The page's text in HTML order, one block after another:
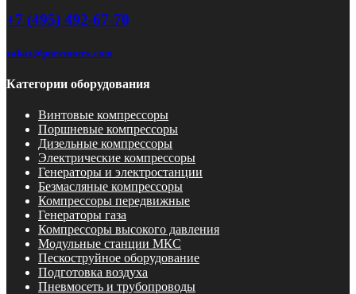
+7 (495) 492-67-70
zakaz@pnevmotex.com
Категории оборудования
Винтовые компрессоры
Поршневые компрессоры
Дизельные компрессоры
Электрические компрессоры
Генераторы и электростанции
Безмасляные компрессоры
Компрессоры передвижные
Генераторы газа
Компрессоры высокого давления
Модульные станции МКС
Пескоструйное оборудование
Подготовка воздуха
Пневмосеть и трубопроводы